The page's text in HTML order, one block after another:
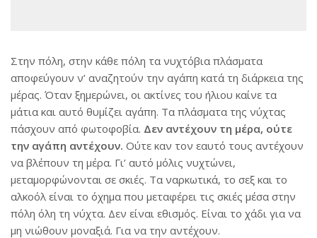
Στην πόλη, στην κάθε πόλη τα νυχτόβια πλάσματα
αποφεύγουν ν’ αναζητούν την αγάπη κατά τη διάρκεια της
μέρας. Όταν ξημερώνει, οι ακτίνες του ήλιου καίνε τα
μάτια και αυτό θυμίζει αγάπη. Τα πλάσματα της νύχτας
πάσχουν από φωτοφοβία. Δεν αντέχουν τη μέρα, ούτε
την αγάπη αντέχουν. Ούτε καν τον εαυτό τους αντέχουν
να βλέπουν τη μέρα. Γι’ αυτό μόλις νυχτώνει,
μεταμορφώνονται σε σκιές. Τα ναρκωτικά, το σεξ και το
αλκοόλ είναι το όχημα που μεταφέρει τις σκιές μέσα στην
πόλη όλη τη νύχτα. Δεν είναι εθισμός. Είναι το χάδι για να
μη νιώθουν μοναξιά. Για να την αντέχουν.